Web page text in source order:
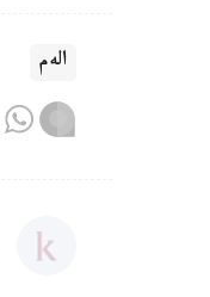
الەم